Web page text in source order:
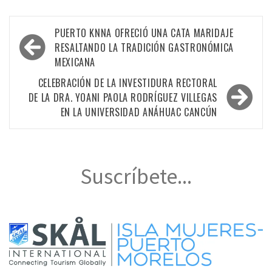
Navegación
de
entradas
PUERTO KNNA OFRECIÓ UNA CATA MARIDAJE
RESALTANDO LA TRADICIÓN GASTRONÓMICA
MEXICANA
CELEBRACIÓN DE LA INVESTIDURA RECTORAL
DE LA DRA. YOANI PAOLA RODRÍGUEZ VILLEGAS
EN LA UNIVERSIDAD ANÁHUAC CANCÚN
Suscríbete...